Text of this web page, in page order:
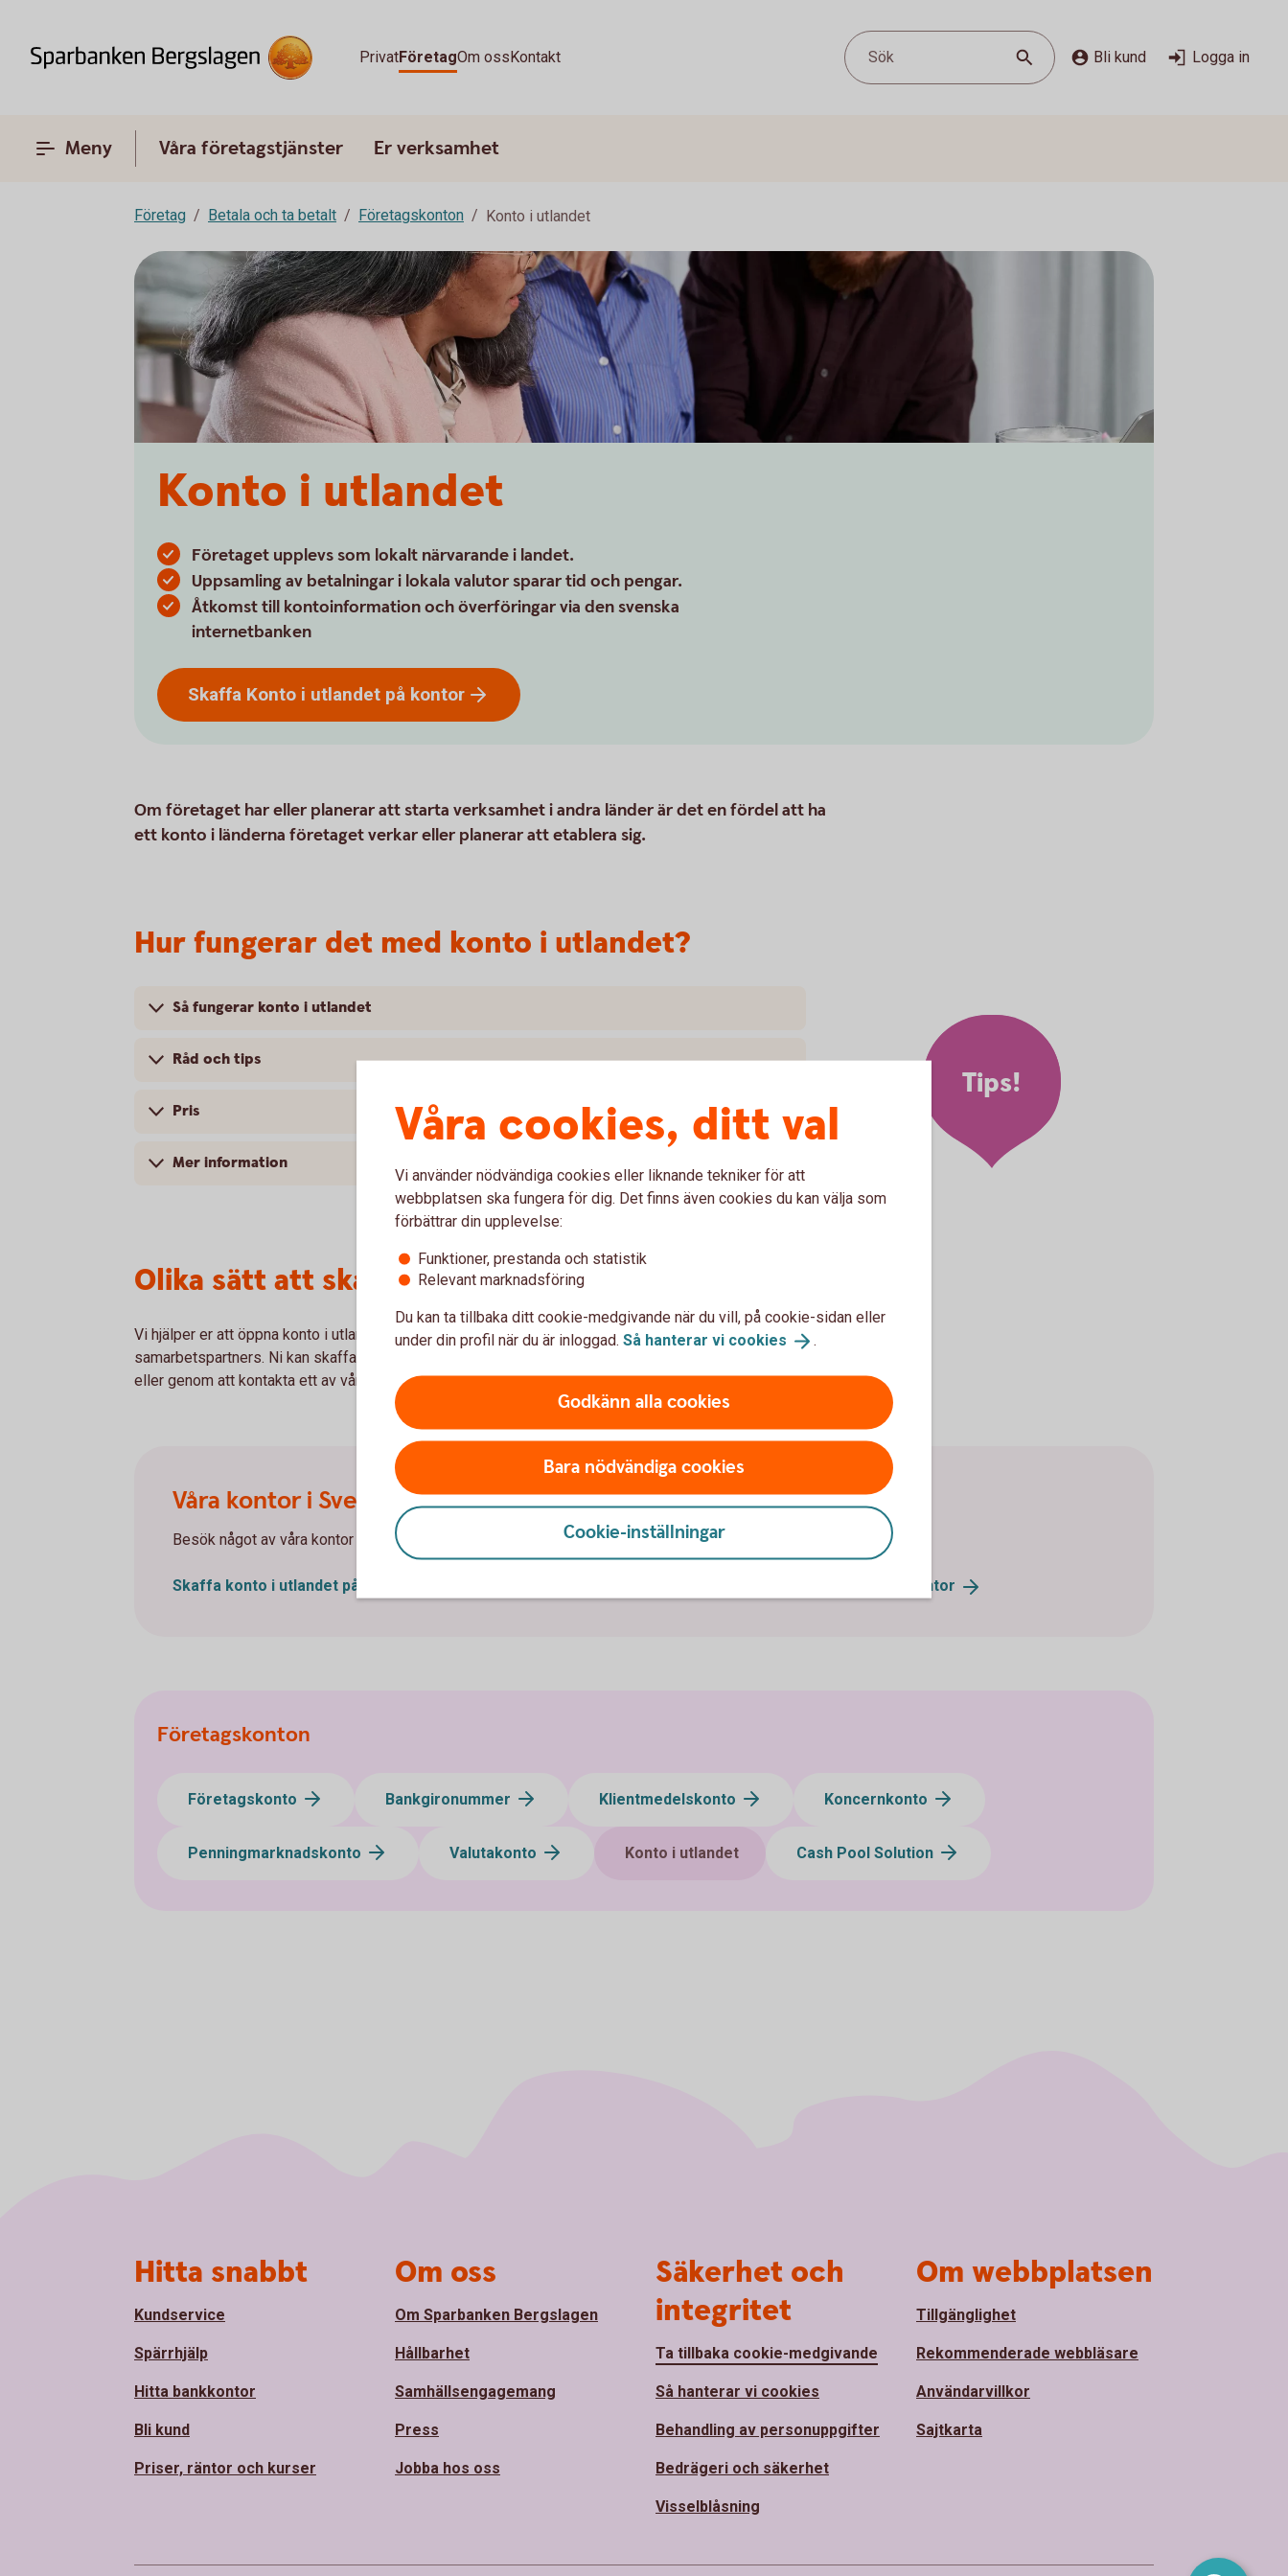
PrivatFöretagOm ossKontakt Sök Bli kund Logga in
Meny Våra företagstjänster Er verksamhet
Företag Betala och ta betalt Företagskonton Konto i utlandet
Konto i utlandet
Företaget upplevs som lokalt närvarande i landet.
Uppsamling av betalningar i lokala valutor sparar tid och pengar.
Åtkomst till kontoinformation och överföringar via den svenska
internetbanken
Skaffa Konto i utlandet på kontor
Om företaget har eller planerar att starta verksamhet i andra länder är det en fördel att ha
ett konto i länderna företaget verkar eller planerar att etablera sig.
Hur fungerar det med konto i utlandet?
Så fungerar konto i utlandet
Råd och tips
Pris
Mer information
Tips!
Olika sätt att skaffa konto i utlandet
Vi hjälper er att öppna konto i utlandet i de länder där vi har egna kontor, filialer eller
samarbetspartners. Ni kan skaffa konton via er kundansvarige, på ett kontor här i Sverige
eller genom att kontakta ett av våra utlandskontor.
Våra kontor i Sverige
Besök något av våra kontor i Sverige.
Skaffa konto i utlandet på
Våra utlandskontor
Kontakta något av våra utlandskontor.
utlandskontor
Företagskonton
Företagskonto Bankgironummer Klientmedelskonto Koncernkonto
Penningmarknadskonto Valutakonto Konto i utlandet Cash Pool Solution
Våra cookies, ditt val
Vi använder nödvändiga cookies eller liknande tekniker för att
webbplatsen ska fungera för dig. Det finns även cookies du kan välja som
förbättrar din upplevelse:
Funktioner, prestanda och statistik
Relevant marknadsföring
Du kan ta tillbaka ditt cookie-medgivande när du vill, på cookie-sidan eller
under din profil när du är inloggad. Så hanterar vi cookies .
Godkänn alla cookies
Bara nödvändiga cookies
Cookie-inställningar
Hitta snabbt
Kundservice
Spärrhjälp
Hitta bankkontor
Bli kund
Priser, räntor och kurser
Om oss
Om Sparbanken Bergslagen
Hållbarhet
Samhällsengagemang
Press
Jobba hos oss
Säkerhet och
integritet
Ta tillbaka cookie-medgivande
Så hanterar vi cookies
Behandling av personuppgifter
Bedrägeri och säkerhet
Visselblåsning
Om webbplatsen
Tillgänglighet
Rekommenderade webbläsare
Användarvillkor
Sajtkarta